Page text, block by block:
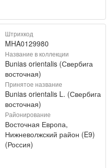
Штрихкод
MHA0129980
Название в коллекции
Bunias orientalis (Свербига
восточная)
Принятое название
Bunias orientalis L. (Свербига
восточная)
Районирование
Восточная Европа,
Нижневолжский район (E9)
(Россия)